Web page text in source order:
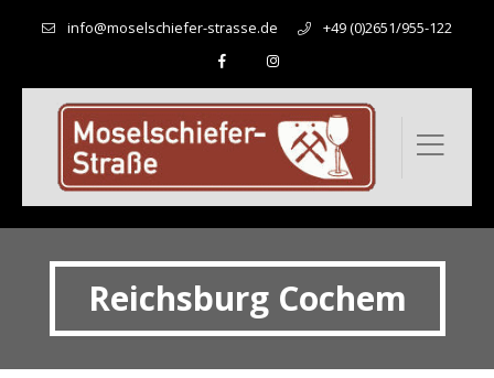
info@moselschiefer-strasse.de +49 (0)2651/955-122
Reichsburg Cochem